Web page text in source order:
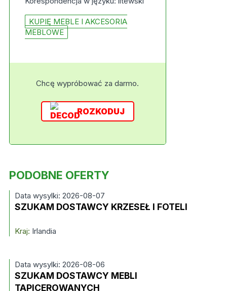
KUPIĘ MEBLE I AKCESORIA
MEBLOWE
Chcę wypróbować za darmo.
ROZKODUJ
PODOBNE OFERTY
Data wysylki: 2026-08-07
SZUKAM DOSTAWCY KRZESEŁ I FOTELI
Kraj: Irlandia
Data wysylki: 2026-08-06
SZUKAM DOSTAWCY MEBLI
TAPICEROWANYCH